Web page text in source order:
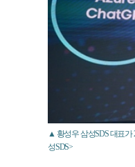
▲ 황성우 삼성SDS 대표가
성SDS>